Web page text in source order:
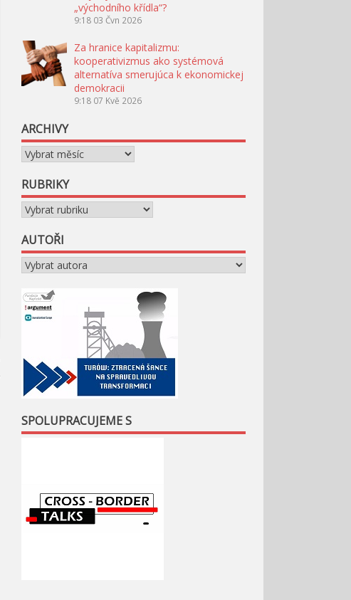
„východního křídla“?
9:18 03 Čvn 2026
Za hranice kapitalizmu:
kooperativizmus ako systémová
alternatíva smerujúca k ekonomickej
demokracii
9:18 07 Kvě 2026
ARCHIVY
Archivy
RUBRIKY
Rubriky
AUTOŘI
SPOLUPRACUJEME S